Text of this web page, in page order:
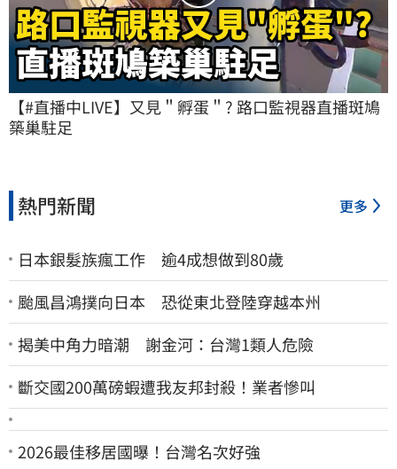
【#直播中LIVE】又見＂孵蛋＂? 路口監視器直播斑鳩
築巢駐足
熱門新聞 更多
日本銀髮族瘋工作 逾4成想做到80歲
颱風昌鴻撲向日本 恐從東北登陸穿越本州
揭美中角力暗潮 謝金河：台灣1類人危險
斷交國200萬磅蝦遭我友邦封殺！業者慘叫
2026最佳移居國曝！台灣名次好強